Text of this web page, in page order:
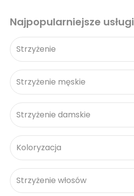
Najpopularniejsze usługi
Strzyżenie
Strzyżenie męskie
Strzyżenie damskie
Koloryzacja
Strzyżenie włosów